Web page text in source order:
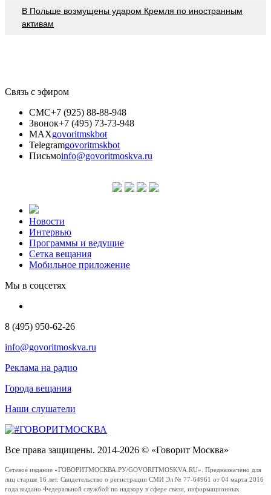
В Польше возмущены ударом Кремля по иностранным
активам
Связь с эфиром
СМС+7 (925) 88-88-948
Звонок+7 (495) 73-73-948
MAXgovoritmskbot
Telegramgovoritmskbot
Письмоinfo@govoritmoskva.ru
Новости
Интервью
Программы и ведущие
Сетка вещания
Мобильное приложение
Мы в соцсетях
8 (495) 950-62-26
info@govoritmoskva.ru
Реклама на радио
Города вещания
Наши слушатели
Все права защищены. 2014-2026 © «Говорит Москва»
Сетевое издание «ГОВОРИТМОСКВА.РУ/GOVORITMOSKVA.RU». Предназначено для
лиц старше 16 лет. Свидетельство о регистрации СМИ Эл № 77-64961 от 04 марта 2016
года выдано Федеральной службой по надзору в сфере связи, информационных